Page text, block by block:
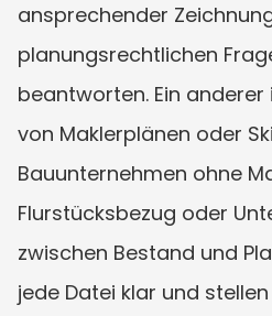
ansprechender
planungsrechtlichen
beantworten. Ein
von Maklerplänen oder
Bauunternehmen ohne
Flurstücksbezug oder
zwischen Bestand und
jede Datei klar und